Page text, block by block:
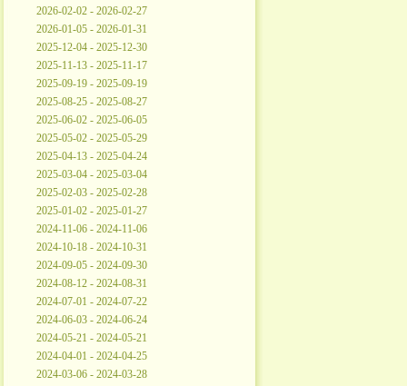
2026-02-02 - 2026-02-27
2026-01-05 - 2026-01-31
2025-12-04 - 2025-12-30
2025-11-13 - 2025-11-17
2025-09-19 - 2025-09-19
2025-08-25 - 2025-08-27
2025-06-02 - 2025-06-05
2025-05-02 - 2025-05-29
2025-04-13 - 2025-04-24
2025-03-04 - 2025-03-04
2025-02-03 - 2025-02-28
2025-01-02 - 2025-01-27
2024-11-06 - 2024-11-06
2024-10-18 - 2024-10-31
2024-09-05 - 2024-09-30
2024-08-12 - 2024-08-31
2024-07-01 - 2024-07-22
2024-06-03 - 2024-06-24
2024-05-21 - 2024-05-21
2024-04-01 - 2024-04-25
2024-03-06 - 2024-03-28